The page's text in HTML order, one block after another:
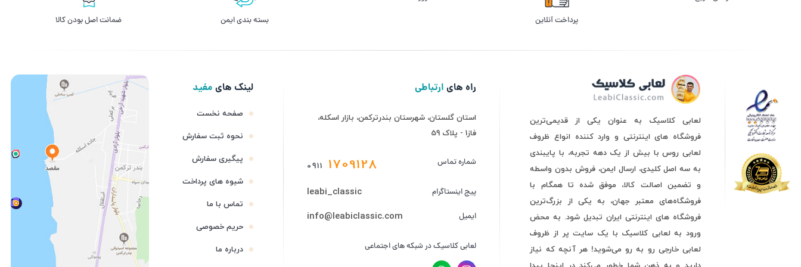
پرداخت آنلاین
بسته بندی ایمن
ﺿﻤﺎﻧﺖ اﺻﻞ ﺑﻮدن ﮐﺎﻟﺎ
لعابی کلاسیک به عنوان یکی از قدیمی‌ترین
فروشگاه های اینترنتی و وارد کننده انواع ظروف
لعابی روس با بیش از یک دهه تجربه، با پایبندی
به سه اصل کلیدی، ارسال ایمن، فروش بدون واسطه
و تضمین اصالت کالا، موفق شده تا همگام با
فروشگاه‌های معتبر جهان، به یکی از بزرگ‌ترین
فروشگاه های اینترنتی ایران تبدیل شود. به محض
ورود به لعابی کلاسیک با یک سایت پر از ظروف
لعابی خارجی رو به رو می‌شوید! هر آنچه که نیاز
راه هایارتباطی
استان گلستان، شهرستان بندرترکمن، بازار اسکله،
فاز1 - پلاک 59
شماره تماس 0911 1709128
پیج اینستاگرام leabi_classic
ایمیل info@leabiclassic.com
لعابی کلاسیک در شبکه های اجتماعی
لینک های مفید
صفحه نخست
نحوه ثبت سفارش
پیگیری سفارش
شیوه های پرداخت
تماس با ما
حریم خصوصی
درباره ما